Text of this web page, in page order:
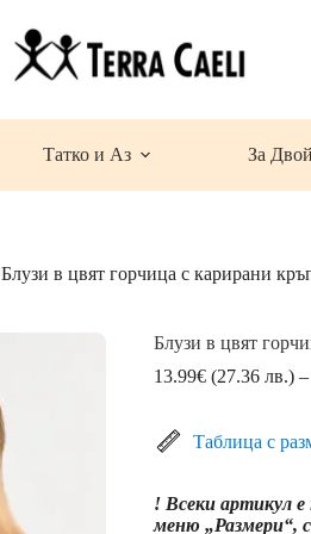
Татко и Аз За
Блузи в цвят горчица с карирани
Блузи в цвят
13.99€(27.36 лв.) –
Таблица с
! Всеки артикул
меню „Размери“,